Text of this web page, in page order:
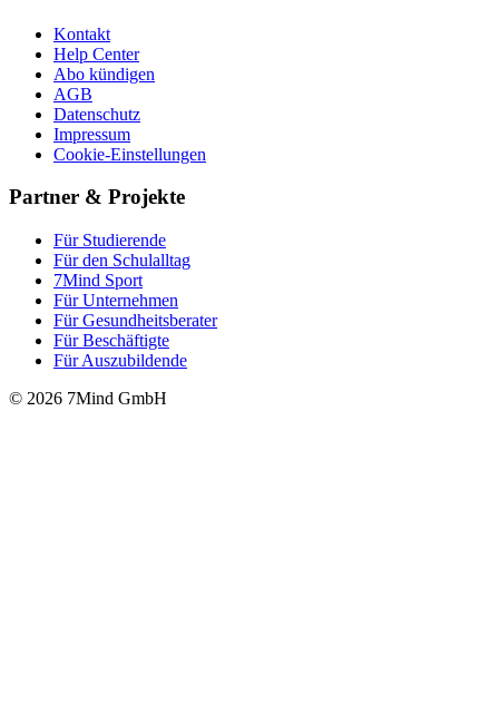
Kontakt
Help Center
Abo kündigen
AGB
Datenschutz
Impressum
Cookie-Einstellungen
Partner & Projekte
Für Stu­die­rende
Für den Schulalltag
7Mind Sport
Für Unter­neh­men
Für Gesund­heits­be­ra­ter
Für Beschäftigte
Für Auszubildende
© 2026 7Mind GmbH